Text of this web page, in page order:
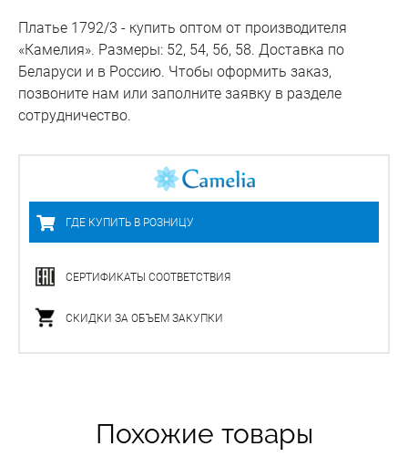
ГДЕ КУПИТЬ В РОЗНИЦУ
СЕРТИФИКАТЫ СООТВЕТСТВИЯ
СКИДКИ ЗА ОБЪЕМ ЗАКУПКИ
Платье 1792/3 - купить оптом от производителя
«Камелия». Размеры: 52, 54, 56, 58. Доставка по
Беларуси и в Россию. Чтобы оформить заказ,
позвоните нам или заполните заявку в разделе
сотрудничество.
Похожие товары